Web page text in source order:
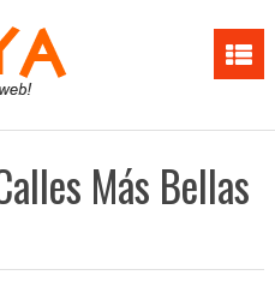
Más Bellas